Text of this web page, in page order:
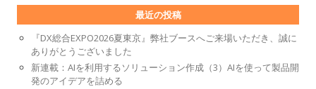
最近の投稿
『DX総合EXPO2026夏東京』弊社ブースへご来場いただき、誠に
ありがとうございました
新連載：AIを利用するソリューション作成（3）AIを使って製品開
発のアイデアを詰める